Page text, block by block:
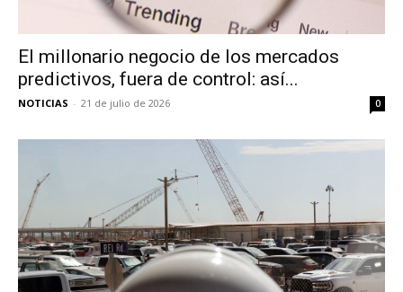
El millonario negocio de los mercados
predictivos, fuera de control: así...
NOTICIAS - 21 de julio de 2026 0